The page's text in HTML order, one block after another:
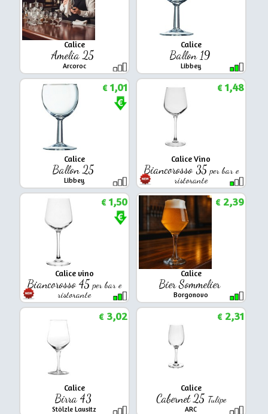
Calice
Amelia 25
Arcoroc
Calice
Ballon 19
Libbey
Calice
Ballon 25
Libbey
€1,01
Calice Vino
Biancorosso 35per bar e
ristorante
Arcoroc
€1,48
Calice vino
Biancorosso 45per bar e
ristorante
Arcoroc
€1,50
Calice
Bier Sommelier
Borgonovo
€2,39
Calice
Birra 43
Stölzle Lausitz
€3,02
Calice
Cabernet 25 Tulipe
ARC
€2,31